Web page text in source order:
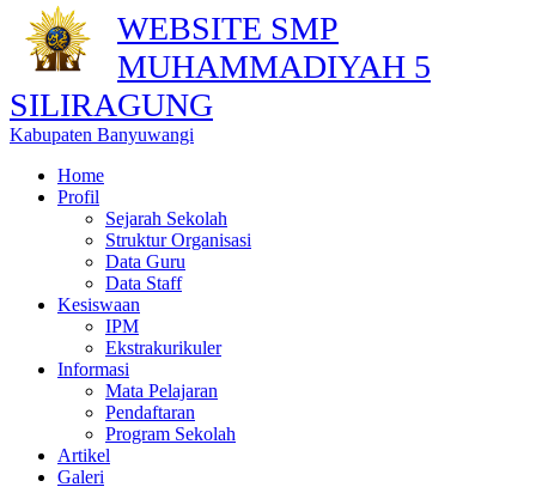
WEBSITE SMP
MUHAMMADIYAH 5
SILIRAGUNG
Kabupaten Banyuwangi
Home
Profil
Sejarah Sekolah
Struktur Organisasi
Data Guru
Data Staff
Kesiswaan
IPM
Ekstrakurikuler
Informasi
Mata Pelajaran
Pendaftaran
Program Sekolah
Artikel
Galeri